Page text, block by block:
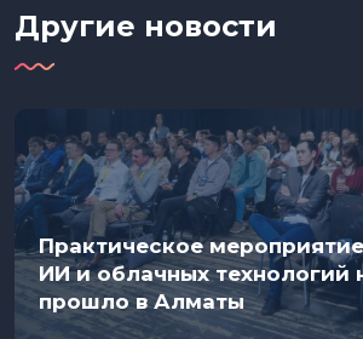
Другие новости
Практическое
ИИ и облачных технологий
прошло в Алматы